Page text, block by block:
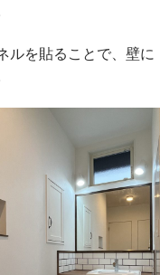
ルを貼ることで、壁に